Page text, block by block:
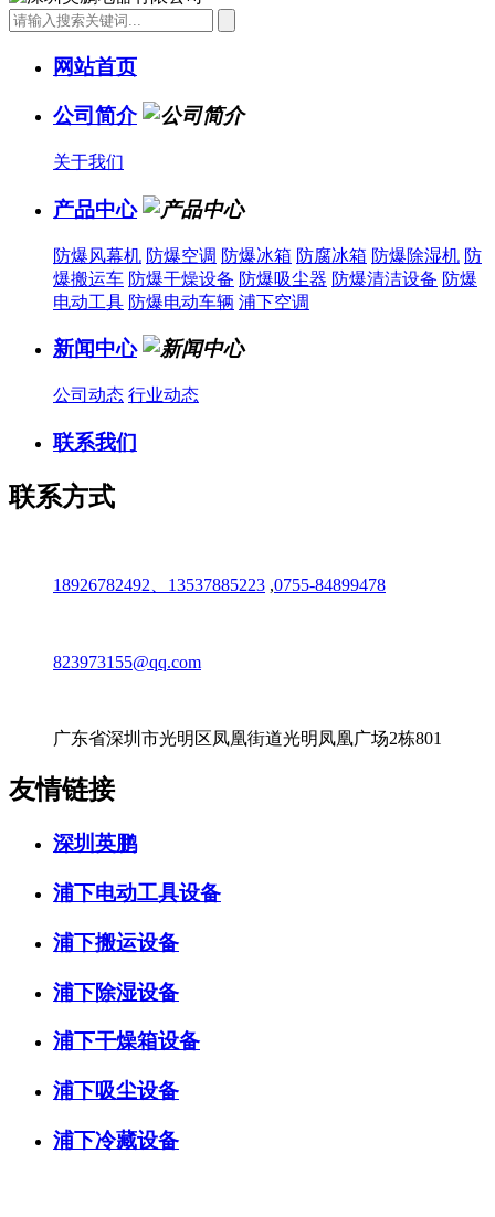
网站首页
公司简介
关于我们
产品中心
防爆风幕机 防爆空调 防爆冰箱 防腐冰箱 防爆除湿机 防
爆搬运车 防爆干燥设备 防爆吸尘器 防爆清洁设备 防爆
电动工具 防爆电动车辆 浦下空调
新闻中心
公司动态 行业动态
联系我们
联系方式
18926782492、13537885223 ,0755-84899478
823973155@qq.com
广东省深圳市光明区凤凰街道光明凤凰广场2栋801
友情链接
深圳英鹏
浦下电动工具设备
浦下搬运设备
浦下除湿设备
浦下干燥箱设备
浦下吸尘设备
浦下冷藏设备